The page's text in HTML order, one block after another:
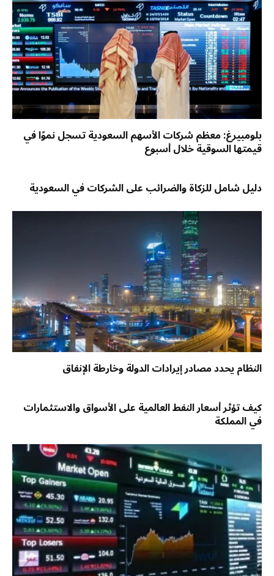
بلومبيرغ: معظم شركات الأسهم السعودية تسجل نموًا في
قيمتها السوقية خلال أسبوع
دليل شامل للزكاة والضرائب على الشركات في السعودية
النظام يحدد مصادر إيرادات الدولة وخارطة الإنفاق
كيف تؤثر أسعار النفط العالمية على الأسواق والاستثمارات
في المملكة